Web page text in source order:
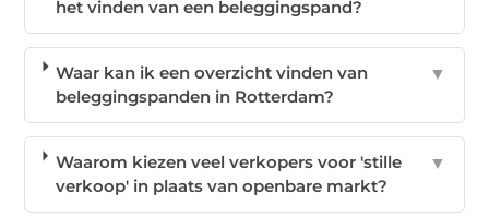
het vinden van een beleggingspand?
Waar kan ik een overzicht vinden van
beleggingspanden in Rotterdam?
▼
Waarom kiezen veel verkopers voor 'stille
verkoop' in plaats van openbare markt?
▼